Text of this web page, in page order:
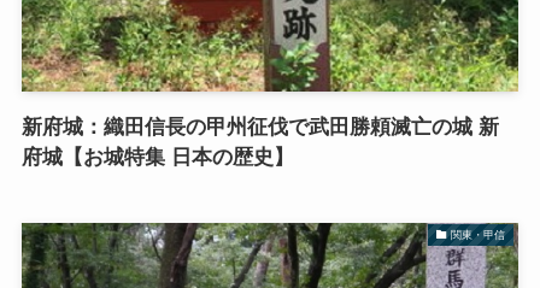
新府城：織田信長の甲州征伐で武田勝頼滅亡の城 新
府城【お城特集 日本の歴史】
関東・甲信